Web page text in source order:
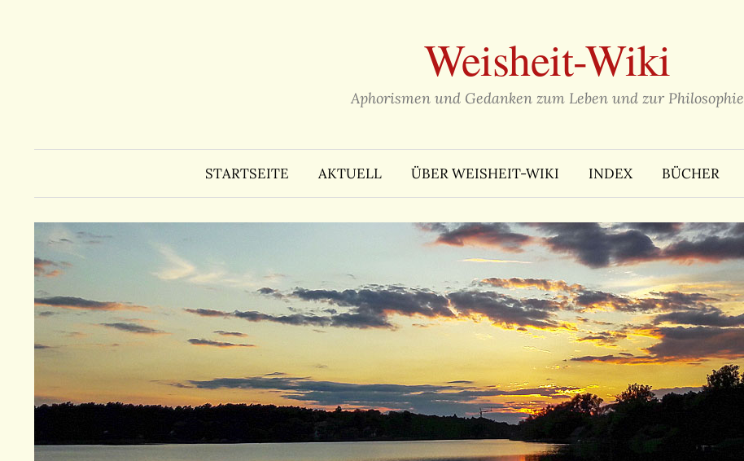
Weisheit-Wiki
Aphorismen und Gedanken zum Leben und zur Philosophie
STARTSEITE AKTUELL ÜBER WEISHEIT-WIKI INDEX BÜCHER